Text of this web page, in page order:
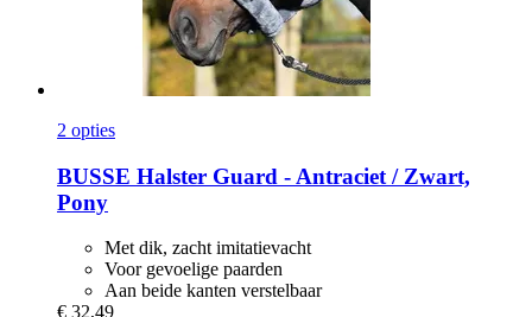
2 opties
BUSSE Halster Guard -​ Antraciet / Zwart,
Pony
Met dik, zacht imitatievacht
Voor gevoelige paarden
Aan beide kanten verstelbaar
€ 32,49